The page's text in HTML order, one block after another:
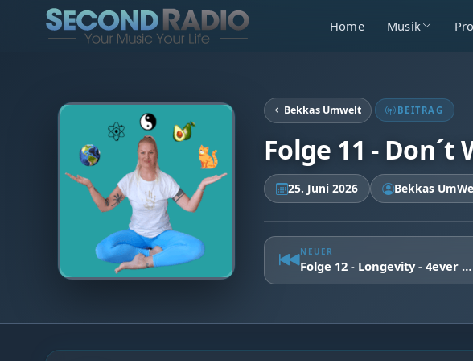
Home Musik
Bekkas Umwelt BEITRAG
Folge 11 - Don´t
25. Juni 2026 Bekkas
NEUER
Folge 12 - Longevity - 4ever Young